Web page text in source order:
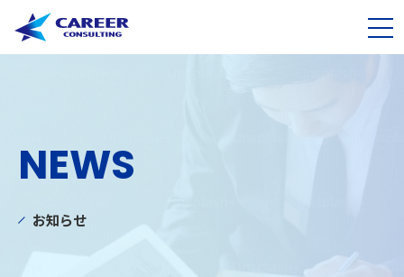
NEWS
お知らせ